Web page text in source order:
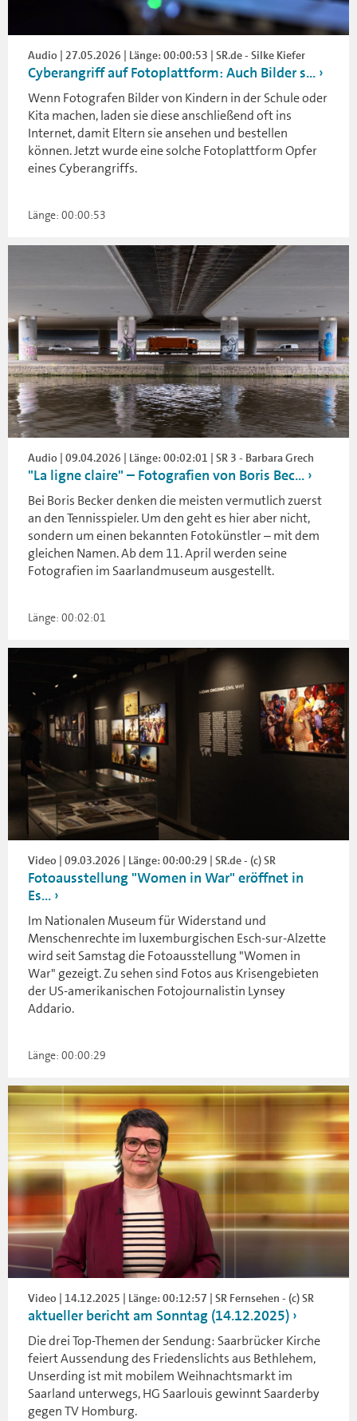
Audio | 27.05.2026 | Länge: 00:00:53 | SR.de - Silke Kiefer
Cyberangriff auf Fotoplattform: Auch Bilder s...
Wenn Fotografen Bilder von Kindern in der Schule oder
Kita machen, laden sie diese anschließend oft ins
Internet, damit Eltern sie ansehen und bestellen
können. Jetzt wurde eine solche Fotoplattform Opfer
eines Cyberangriffs.
Länge: 00:00:53
Audio | 09.04.2026 | Länge: 00:02:01 | SR 3 - Barbara Grech
"La ligne claire" – Fotografien von Boris Bec...
Bei Boris Becker denken die meisten vermutlich zuerst
an den Tennisspieler. Um den geht es hier aber nicht,
sondern um einen bekannten Fotokünstler – mit dem
gleichen Namen. Ab dem 11. April werden seine
Fotografien im Saarlandmuseum ausgestellt.
Länge: 00:02:01
Video | 09.03.2026 | Länge: 00:00:29 | SR.de - (c) SR
Fotoausstellung "Women in War" eröffnet in
Es...
Im Nationalen Museum für Widerstand und
Menschenrechte im luxemburgischen Esch-sur-Alzette
wird seit Samstag die Fotoausstellung "Women in
War" gezeigt. Zu sehen sind Fotos aus Krisengebieten
der US-amerikanischen Fotojournalistin Lynsey
Addario.
Länge: 00:00:29
Video | 14.12.2025 | Länge: 00:12:57 | SR Fernsehen - (c) SR
aktueller bericht am Sonntag (14.12.2025)
Die drei Top-Themen der Sendung: Saarbrücker Kirche
feiert Aussendung des Friedenslichts aus Bethlehem,
Unserding ist mit mobilem Weihnachtsmarkt im
Saarland unterwegs, HG Saarlouis gewinnt Saarderby
gegen TV Homburg.